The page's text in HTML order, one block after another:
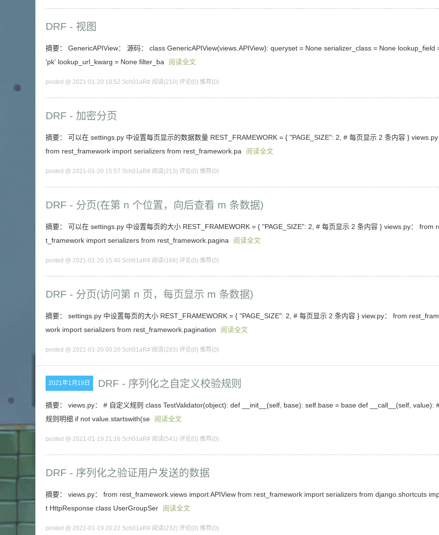
DRF - 视图
摘要： GenericAPIView： 源码： class GenericAPIView(views.APIView): queryset = None serializer_class = None lookup_field
'pk' lookup_url_kwarg = None filter_ba
阅读全文
posted @ 2021-01-20 18:52 Sch01aR# 阅读(210) 评论(0) 推荐(0)
DRF - 加密分页
摘要： 可以在 settings.py 中设置每页显示的数据数量 REST_FRAMEWORK = { "PAGE_SIZE": 2, # 每页显示 2 条内容 }
from rest_framework import serializers from rest_framework.pa
阅读全文
posted @ 2021-01-20 15:57 Sch01aR# 阅读(213) 评论(0) 推荐(0)
DRF - 分页(在第 n 个位置，向后查看 m 条数据)
摘要： 可以在 settings.py 中设置每页的大小 REST_FRAMEWORK = { "PAGE_SIZE": 2, # 每页显示 2 条内容 } views.py： from
t_framework import serializers from rest_framework.pagina
阅读全文
posted @ 2021-01-20 15:40 Sch01aR# 阅读(166) 评论(0) 推荐(0)
DRF - 分页(访问第 n 页，每页显示 m 条数据)
摘要： settings.py 中设置每页的大小 REST_FRAMEWORK = { "PAGE_SIZE": 2, # 每页显示 2 条内容 } view.py： from
work import serializers from rest_framework.pagination
阅读全文
posted @ 2021-01-20 00:20 Sch01aR# 阅读(283) 评论(0) 推荐(0)
2021年1月19日 DRF - 序列化之自定义校验规则
摘要： views.py： # 自定义规则 class TestValidator(object): def __init__(self, base): self.base = base def __call__(self, value):
规则明细 if not value.startswith(se
阅读全文
posted @ 2021-01-19 21:16 Sch01aR# 阅读(541) 评论(0) 推荐(0)
DRF - 序列化之验证用户发送的数据
摘要： views.py： from rest_framework.views import APIView from rest_framework import serializers from django.shortcuts
t HttpResponse class UserGroupSer
阅读全文
posted @ 2021-01-19 20:22 Sch01aR# 阅读(232) 评论(0) 推荐(0)